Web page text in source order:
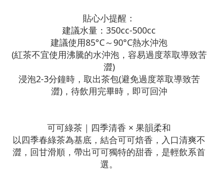
貼心小提醒：
建議水量：350cc-500cc
建議使用85°C～90°C熱水沖泡
(紅茶不宜使用沸騰的水沖泡，容易過度萃取導致苦
澀)
浸泡2-3分鐘時，取出茶包(避免過度萃取導致苦
澀)，待飲用完畢時，即可回沖
可可綠茶｜四季清香 × 果韻柔和
以四季春綠茶為基底，結合可可焙香，入口清爽不
澀，回甘滑順，帶出可可獨特的甜香，是輕飲系首
選。